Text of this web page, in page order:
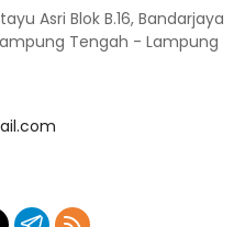
Asri Blok B.16, Bandarjaya
Tengah - Lampung